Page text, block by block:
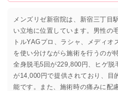
メンズリゼ新宿院は、新宿三丁目
い立地に位置しています。男性の
トルYAGプロ、ラシャ、メディオ
を使い分けながら施術を行うのが
全身脱毛5回が229,800円、ヒゲ脱
が14,000円で提供されており、目
能です。また、施術時の痛みに配